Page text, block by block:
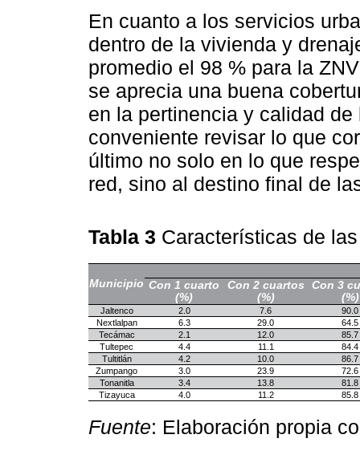
En cuanto a los servicios
dentro de la vivienda y
promedio el 98 % para la
se aprecia una buena
en la pertinencia y calidad
conveniente revisar lo que
último no solo en lo que
red, sino al destino final de
Tabla 3 Características de
Municipio Con 1 cuarto
(%)
Con 2 cuartos
(%)
Con 3
(%)
Jaltenco 2.0 7.6
90.0
Nextlalpan
6.3 29.0
64.5
Tecámac
2.1 12.0
85.7
Tultepec
4.4 11.1
84.4
Tultitlán
4.2 10.0
86.7
Zumpango
3.0 23.9
72.6
Tonanitla
3.4 13.8
81.8
Tizayuca
4.0 11.2 85.8
Fuente: Elaboración propia